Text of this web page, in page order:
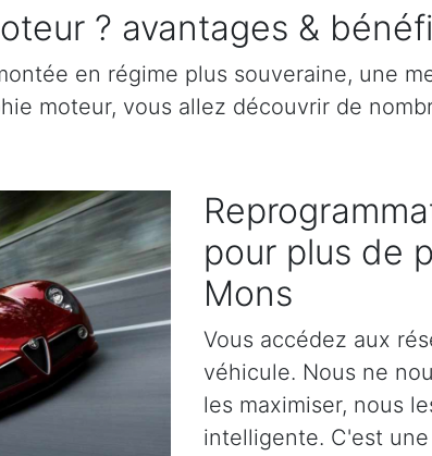
? avantages &
en régime plus souveraine, une
moteur, vous allez découvrir de
pour plus de
Mons
Vous accédez aux
véhicule. Nous ne
les maximiser, nous
intelligente. C'est